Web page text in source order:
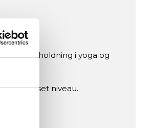
kropsholdning i yoga og
– uanset niveau.